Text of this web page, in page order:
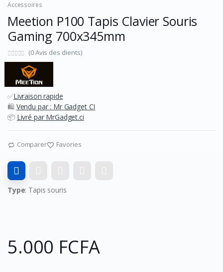
Accessoires
Meetion P100 Tapis Clavier Souris
Gaming 700x345mm
(0 Avis des clients)
✅Livraison rapide
🛍️ Vendu par : Mr Gadget CI
📦 Livré par MrGadget.ci
Comparer Favories
Type: Tapis souris
5.000 FCFA